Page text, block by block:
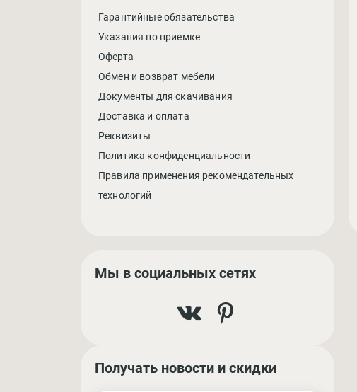
Гарантийные обязательства
Указания по приемке
Оферта
Обмен и возврат мебели
Документы для скачивания
Доставка и оплата
Реквизиты
Политика конфиденциальности
Правила применения рекомендательных
технологий
Мы в социальных сетях
Получать новости и скидки